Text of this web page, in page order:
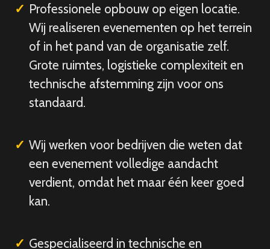
Professionele opbouw op eigen locatie.
Wij realiseren evenementen op het terrein
of in het pand van de organisatie zelf.
Grote ruimtes, logistieke complexiteit en
technische afstemming zijn voor ons
standaard.
Wij werken voor bedrijven die weten dat
een evenement volledige aandacht
verdient, omdat het maar één keer goed
kan.
Gespecialiseerd in technische en